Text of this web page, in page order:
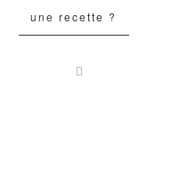
une recette ?